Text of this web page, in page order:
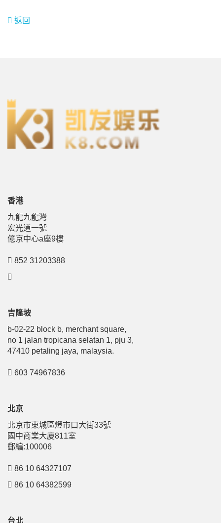
返回
香港
九龍九龍灣
宏光道一號
億京中心a座9樓
852 31203388
吉隆坡
b-02-22 block b, merchant square,
no 1 jalan tropicana selatan 1, pju 3,
47410 petaling jaya, malaysia.
603 74967836
北京
北京市東城區燈市口大街33號
國中商業大廈811室
郵編:100006
86 10 64327107
86 10 64382599
台北